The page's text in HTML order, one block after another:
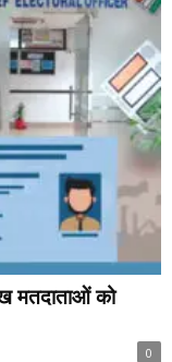
मतदाताओं को
0